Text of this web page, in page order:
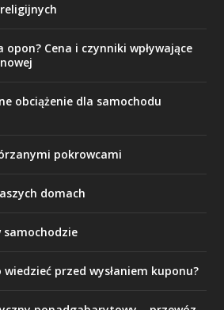
Cena i czynniki wpływające
obciążenie dla samochodu
pokrowcami
domach
przed wysłaniem kuponu?